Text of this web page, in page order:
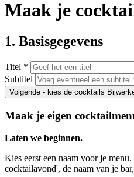
Maak je
1. Basisgegevens
Titel *
Subtitel
Volgende - kies de cocktails
Maak je eigen
Laten we beginnen.
Kies eerst een naam voor je
cocktailavond', de naam van je